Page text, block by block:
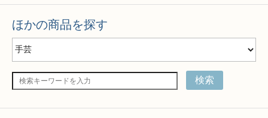
ほかの商品を探す
検索